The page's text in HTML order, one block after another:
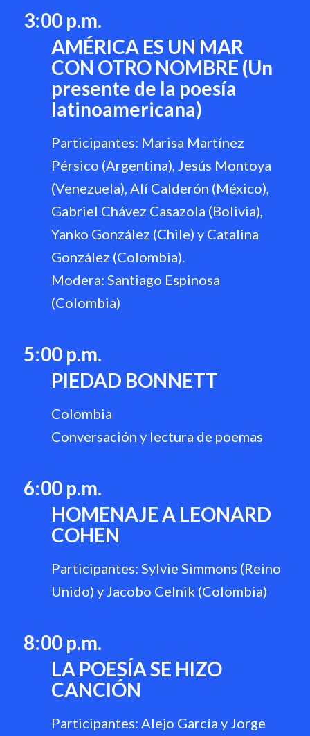
3:00 p.m.
AMÉRICA ES UN MAR
CON OTRO NOMBRE (Un
presente de la poesía
latinoamericana)
Participantes: Marisa Martínez
Pérsico (Argentina), Jesús Montoya
(Venezuela), Alí Calderón (México),
Gabriel Chávez Casazola (Bolivia),
Yanko González (Chile) y Catalina
González (Colombia).
Modera: Santiago Espinosa
(Colombia)
5:00 p.m.
PIEDAD BONNETT
Colombia
Conversación y lectura de poemas
6:00 p.m.
HOMENAJE A LEONARD
COHEN
Participantes: Sylvie Simmons (Reino
Unido) y Jacobo Celnik (Colombia)
8:00 p.m.
LA POESÍA SE HIZO
CANCIÓN
Participantes: Alejo García y Jorge